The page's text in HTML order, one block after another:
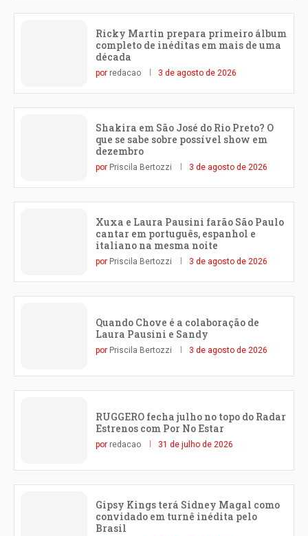
Ricky Martin prepara primeiro álbum
completo de inéditas em mais de uma
década
por redacao 3 de agosto de 2026
Shakira em São José do Rio Preto? O
que se sabe sobre possível show em
dezembro
por Priscila Bertozzi 3 de agosto de 2026
Xuxa e Laura Pausini farão São Paulo
cantar em português, espanhol e
italiano na mesma noite
por Priscila Bertozzi 3 de agosto de 2026
Quando Chove é a colaboração de
Laura Pausini e Sandy
por Priscila Bertozzi 3 de agosto de 2026
RUGGERO fecha julho no topo do Radar
Estrenos com Por No Estar
por redacao 31 de julho de 2026
Gipsy Kings terá Sidney Magal como
convidado em turnê inédita pelo
Brasil